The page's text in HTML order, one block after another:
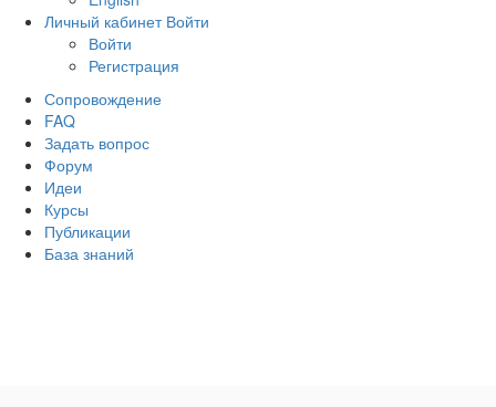
Личный кабинет Войти
Войти
Регистрация
Сопровождение
FAQ
Задать вопрос
Форум
Идеи
Курсы
Публикации
База знаний